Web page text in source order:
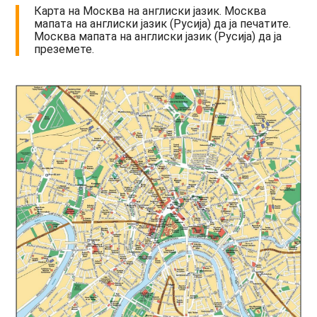
Карта на Москва на англиски јазик. Москва
мапата на англиски јазик (Русија) да ја печатите.
Москва мапата на англиски јазик (Русија) да ја
преземете.